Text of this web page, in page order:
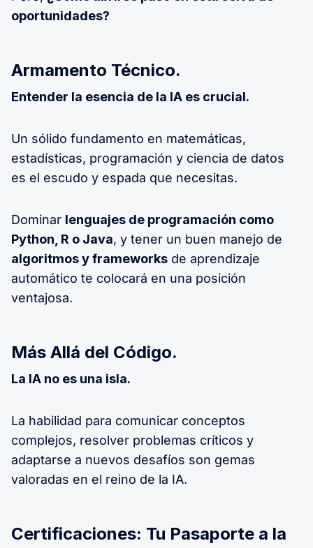
oportunidades?
Armamento Técnico.
Entender la esencia de la IA es crucial.
Un sólido fundamento en matemáticas,
estadísticas, programación y ciencia de datos
es el escudo y espada que necesitas.
Dominar lenguajes de programación como
Python, R o Java, y tener un buen manejo de
algoritmos y frameworks de aprendizaje
automático te colocará en una posición
ventajosa.
Más Allá del Código.
La IA no es una isla.
La habilidad para comunicar conceptos
complejos, resolver problemas críticos y
adaptarse a nuevos desafíos son gemas
valoradas en el reino de la IA.
Certificaciones: Tu Pasaporte a la